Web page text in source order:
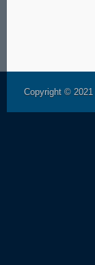
Copyright © 2021